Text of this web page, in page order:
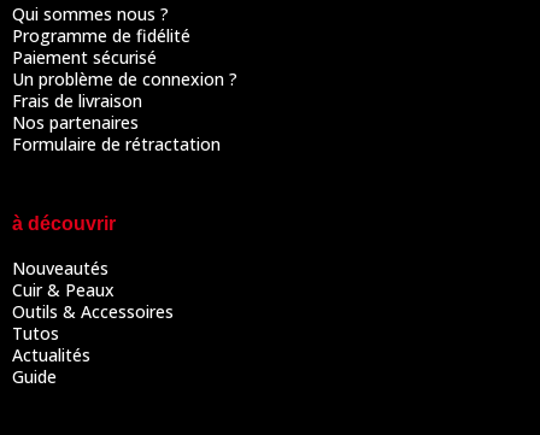
Qui sommes nous ?
Programme de fidélité
Paiement sécurisé
Un problème de connexion ?
Frais de livraison
Nos partenaires
Formulaire de rétractation
à découvrir
Nouveautés
Cuir & Peaux
Outils & Accessoires
Tutos
Actualités
Guide